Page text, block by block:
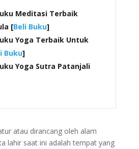
Meditasi Terbaik
[Beli Buku]
Yoga Terbaik Untuk
Buku]
Yoga Sutra Patanjali
atau dirancang oleh alam
lahir saat ini adalah tempat yang